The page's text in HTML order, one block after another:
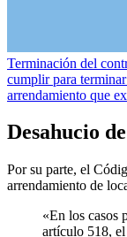
Terminación del
cumplir para
arrendamiento que
Desahucio
Por su parte, el
arrendamiento de
«En los casos
artículo 518,